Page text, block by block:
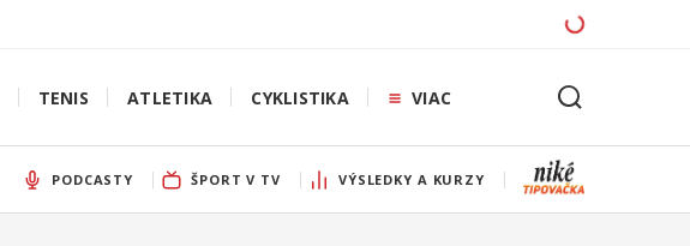
TENIS ATLETIKA CYKLISTIKA VIAC
PODCASTY ŠPORT V TV VÝSLEDKY A KURZY